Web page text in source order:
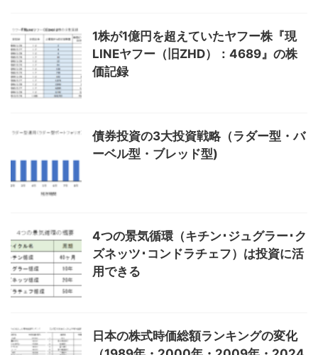
1株が1億円を超えていたヤフー株『現
LINEヤフー（旧ZHD）：4689』の株
価記録
債券投資の3大投資戦略（ラダー型・バ
ーベル型・ブレッド型)
4つの景気循環（キチン･ジュグラー･ク
ズネッツ･コンドラチェフ）は投資に活
用できる
日本の株式時価総額ランキングの変化